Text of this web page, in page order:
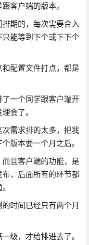
客户端的版本。
期的，每次需要合入
能等到下个或下下个
配置文件打点，都是
一个同学跟客户端开
会了。
需求排的太多，把我
版本要一个月之后。
且客户端的功能，是
，后面所有的环节都
时间已经只有两个月
级，才给排进去了。